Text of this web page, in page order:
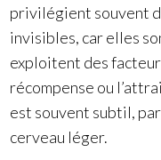
privilégient souvent
invisibles, car elles
exploitent des
récompense ou
est souvent subtil,
cerveau léger.